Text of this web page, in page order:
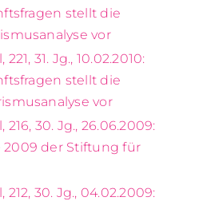
stellt die
vor
31. Jg., 10.02.2010:
stellt die
vor
30. Jg., 26.06.2009:
2009 der Stiftung für
30. Jg., 04.02.2009: